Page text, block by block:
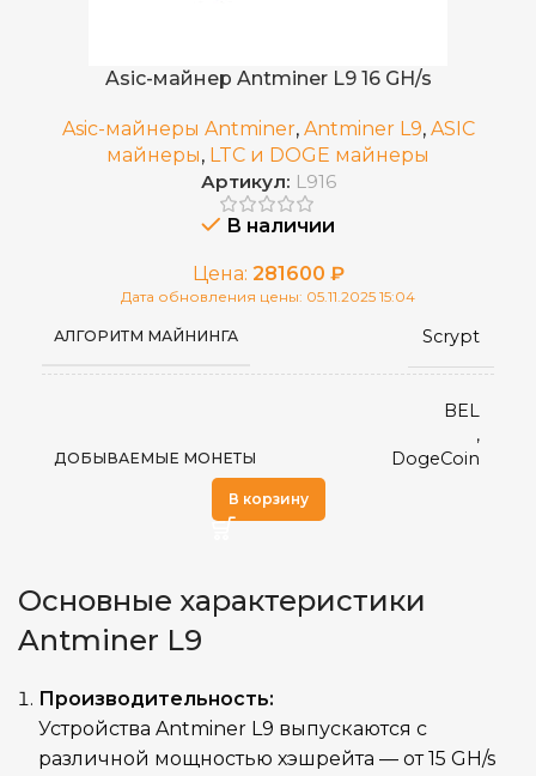
Asic-майнер Antminer L9 16 GH/s
Asic-майнеры Antminer, Antminer L9, ASIC
майнеры, LTC и DOGE майнеры
Артикул: L916
В наличии
Цена: 281600 ₽
Дата обновления цены: 05.11.2025 15:04
АЛГОРИТМ МАЙНИНГА Scrypt
ДОБЫВАЕМЫЕ МОНЕТЫ
BEL
,
DogeCoin
ЭЛЕКТРОПОТРЕБЛЕНИЕ (КВТ)
ЭНЕРГОЭФФЕКТИВНОСТЬ 0.21 J/T
В корзину
Основные характеристики
Antminer L9
Производительность:
Устройства Antminer L9 выпускаются с
различной мощностью хэшрейта — от 15 GH/s